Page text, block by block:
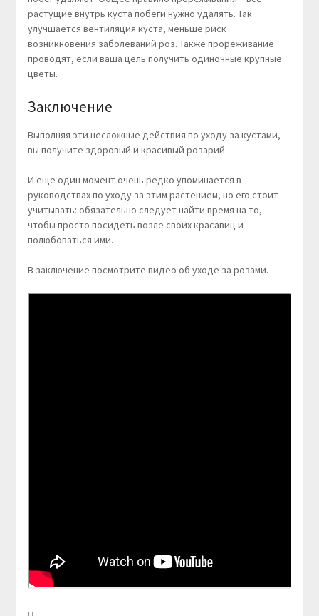
растущие внутрь куста побеги нужно удалять. Так
улучшается вентиляция куста, меньше риск
возникновения заболеваний роз. Также прореживание
проводят, если ваша цель получить одиночные крупные
цветы.
Заключение
Выполняя эти несложные действия по уходу за кустами,
вы получите здоровый и красивый розарий.
И еще один момент очень редко упоминается в
руководствах по уходу за этим растением, но его стоит
учитывать: обязательно следует найти время на то,
чтобы просто посидеть возле своих красавиц и
полюбоваться ими.
В заключение посмотрите видео об уходе за розами.